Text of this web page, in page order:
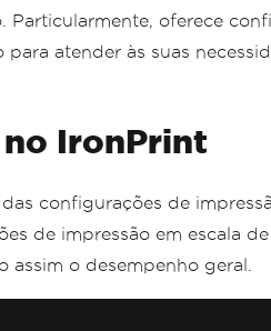
oferece
atender às suas
IronPrint
configurações de
de impressão em escala
assim o desempenho geral.